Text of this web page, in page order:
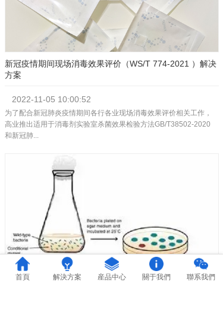
新冠疫情期间现场消毒效果评价（WS/T 774-2021 ）解决
方案
2022-11-05 10:00:52
为了配合新冠肺炎疫情期间各行各业现场消毒效果评价相关工作，
高业推出适用于消毒剂实验室杀菌效果检验方法GB/T38502-2020
和新冠肺...
首頁 解決方案 産品中心 關于我們 聯系我們